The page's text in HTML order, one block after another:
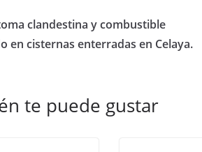
p
p
n
clandestina y combustible
en cisternas enterradas en Celaya.
te puede gustar